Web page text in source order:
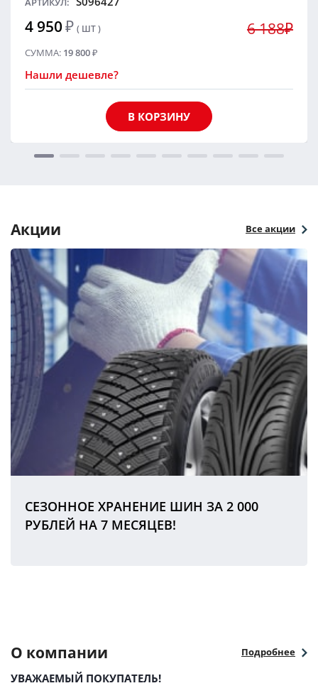
4 950₽ ( ШТ ) 6 188₽
СУММА: 19 800₽
Нашли дешевле?
В КОРЗИНУ
Акции Все акции
СЕЗОННОЕ ХРАНЕНИЕ ШИН ЗА 2 000
РУБЛЕЙ НА 7 МЕСЯЦЕВ!
О компании Подробнее
УВАЖАЕМЫЙ ПОКУПАТЕЛЬ!